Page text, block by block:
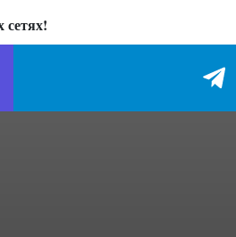
сетях!